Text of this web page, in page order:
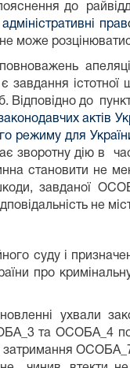
до
може
завдання
до
актів
режиму для
зворотну дію в
становити не
завданої
не
суду і
про
ухвали
та ОСОБА_4
ОСОБА_7,